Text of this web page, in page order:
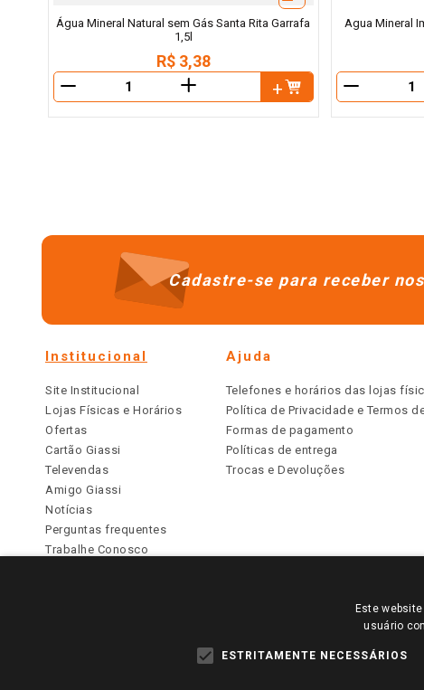
Água Mineral Natural sem Gás Santa Rita Garrafa
1,5l
R$ 3,38
＋
Agua Mineral
Cadastre-se para receber
Institucional
Site Institucional
Lojas Físicas e Horários
Ofertas
Cartão Giassi
Televendas
Amigo Giassi
Notícias
Perguntas frequentes
Trabalhe Conosco
Ajuda
Telefones e horários das lojas
Política de Privacidade e Termos
Formas de pagamento
Políticas de entrega
Trocas e Devoluções
PARA VER OS PREÇOS DA SUA REGIÃO, FAÇA
TODOS OS PREÇOS E CONDIÇÕES COMERCIAIS DESTE
Este
usuário
ESTRITAMENTE NECESSÁRIOS